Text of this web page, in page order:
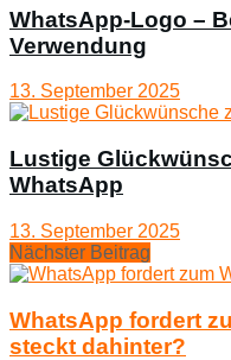
WhatsApp-Logo –
Verwendung
13. September 2025
Lustige
WhatsApp
13. September 2025
Nächster Beitrag
WhatsApp fordert
steckt dahinter?